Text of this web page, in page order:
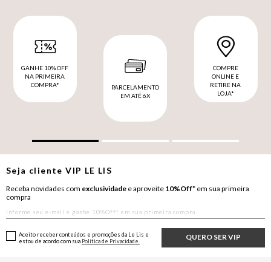
GANHE 10% OFF
NA PRIMEIRA
COMPRA*
PARCELAMENTO
EM ATÉ 6X
COMPRE
ONLINE E
RETIRE NA
LOJA*
Seja clienteVIP LE LIS
Receba novidades com exclusividade e aproveite 10%Off* em sua primeira
compra
QUERO SER VIP
Aceito receber conteúdos e promoções da Le Lis e
estou de acordo com sua Política de Privacidade.